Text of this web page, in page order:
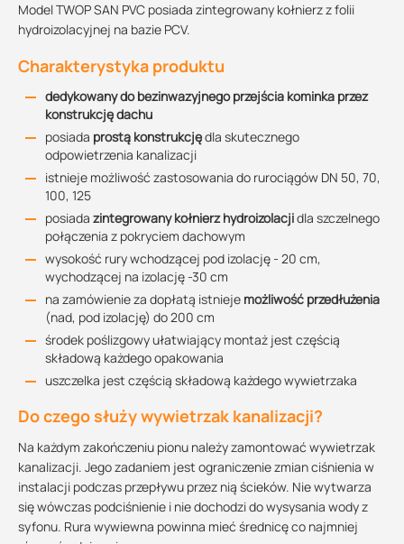
Model TWOP SAN PVC posiada zintegrowany kołnierz z folii
hydroizolacyjnej na bazie PCV.
Charakterystyka produktu
dedykowany do bezinwazyjnego przejścia kominka przez
konstrukcję dachu
posiada prostą konstrukcjędla skutecznego
odpowietrzenia kanalizacji
istnieje możliwość zastosowania do rurociągów DN 50, 70,
100, 125
posiada zintegrowany kołnierz hydroizolacjidla szczelnego
połączenia z pokryciem dachowym
wysokość rury wchodzącej pod izolację - 20 cm,
wychodzącej na izolację -30 cm
na zamówienie za dopłatą istnieje możliwość przedłużenia
(nad, pod izolację) do 200 cm
środek poślizgowy ułatwiający montaż jest częścią
składową każdego opakowania
uszczelka jest częścią składową każdego wywietrzaka
Do czego służy wywietrzak kanalizacji?
Na każdym zakończeniu pionu należy zamontować wywietrzak
kanalizacji. Jego zadaniem jest ograniczenie zmian ciśnienia w
instalacji podczas przepływu przez nią ścieków. Nie wytwarza
się wówczas podciśnienie i nie dochodzi do wysysania wody z
syfonu. Rura wywiewna powinna mieć średnicę co najmniej